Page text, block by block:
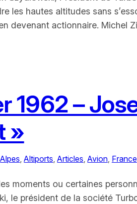
les hautes altitudes sans
devenant actionnaire. Michel
1962 –
»
Alpes, Altiports, Articles, Avion, France
moments ou certaines
le président de la société